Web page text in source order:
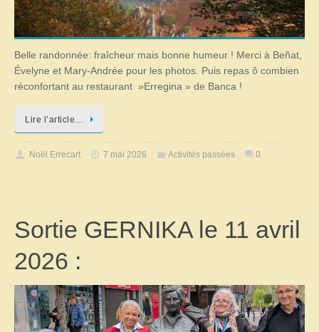
Belle randonnée: fraîcheur mais bonne humeur ! Merci à Beñat,
Évelyne et Mary-Andrée pour les photos. Puis repas ô combien
réconfortant au restaurant »Erregina » de Banca !
Lire l’article…
Noël Errecart 7 mai 2026 Activités passées 0
Sortie GERNIKA le 11 avril
2026 :